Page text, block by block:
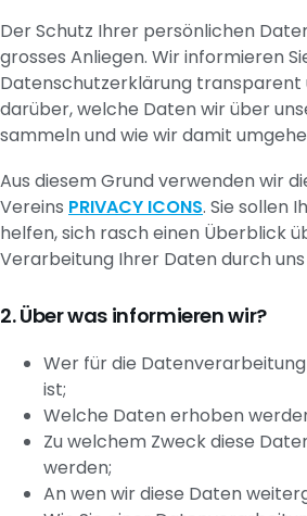
Der Schutz Ihrer persönlichen
grosses Anliegen. Wir informieren
Datenschutzerklärung transparent
darüber, welche Daten wir über
sammeln und wie wir damit
Aus diesem Grund verwenden wir
Vereins PRIVACY ICONS. Sie sollen
helfen, sich rasch einen Überblick
Verarbeitung Ihrer Daten durch
Über was informieren wir?
Wer für die
ist;
Welche Daten erhoben
Zu welchem Zweck diese
werden;
An wen wir diese Daten